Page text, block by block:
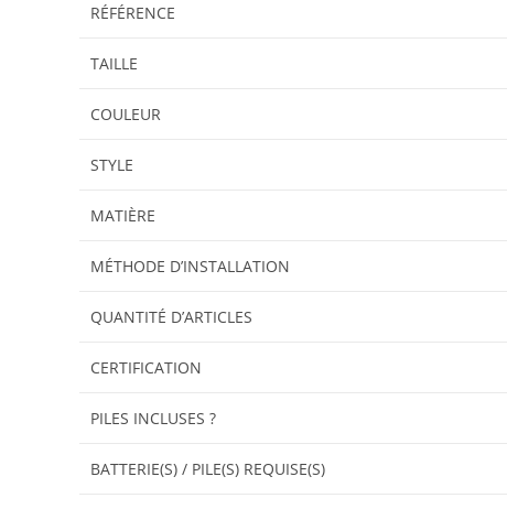
RÉFÉRENCE
TAILLE
COULEUR
STYLE
MATIÈRE
MÉTHODE D’INSTALLATION
QUANTITÉ D’ARTICLES
CERTIFICATION
PILES INCLUSES ?
BATTERIE(S) / PILE(S) REQUISE(S)